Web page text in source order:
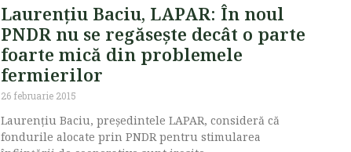
Laurențiu Baciu, LAPAR: În noul
PNDR nu se regăsește decât o parte
foarte mică din problemele
fermierilor
26 februarie 2015
Laurențiu Baciu, președintele LAPAR, consideră că
fondurile alocate prin PNDR pentru stimularea